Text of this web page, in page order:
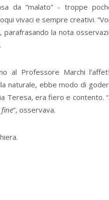
da “malato” - troppe
vivaci e sempre creativi.
la nota
al Professore Marchi
naturale, ebbe modo di
Teresa, era fiero e contento. “
”, osservava.